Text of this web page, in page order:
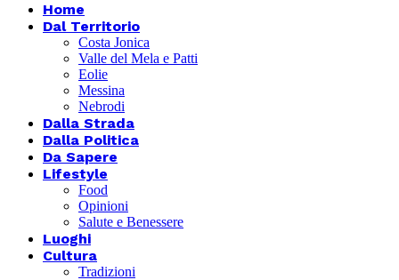
Home
Dal Territorio
Costa Jonica
Valle del Mela e Patti
Eolie
Messina
Nebrodi
Dalla Strada
Dalla Politica
Da Sapere
Lifestyle
Food
Opinioni
Salute e Benessere
Luoghi
Cultura
Tradizioni